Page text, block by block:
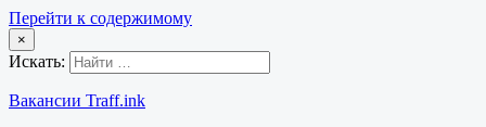
Перейти к содержимому
×
Искать:
Вакансии Traff.ink